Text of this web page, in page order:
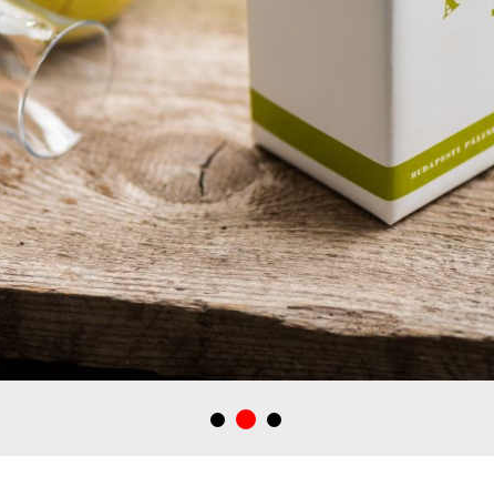
2014. évi Budapesti Pálinkafesztivál alkalmából tervezett italdoboz